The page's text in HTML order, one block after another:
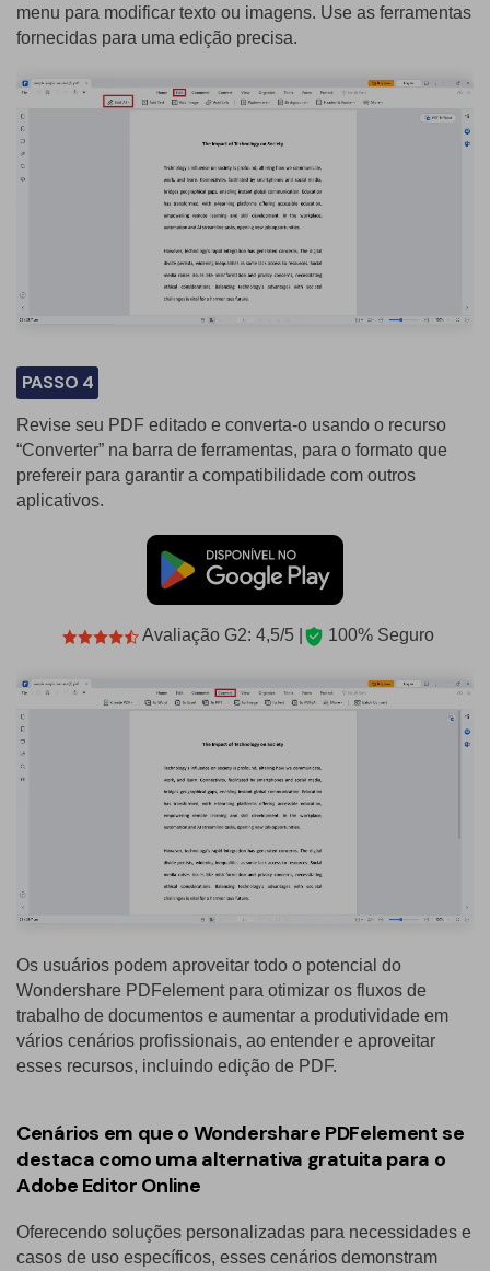
menu para modificar texto ou imagens. Use as ferramentas
fornecidas para uma edição precisa.
PASSO 4
Revise seu PDF editado e converta-o usando o recurso
“Converter” na barra de ferramentas, para o formato que
prefereir para garantir a compatibilidade com outros
aplicativos.
Avaliação G2: 4,5/5 | 100% Seguro
Os usuários podem aproveitar todo o potencial do
Wondershare PDFelement para otimizar os fluxos de
trabalho de documentos e aumentar a produtividade em
vários cenários profissionais, ao entender e aproveitar
esses recursos, incluindo edição de PDF.
Cenários em que o Wondershare PDFelement se
destaca como uma alternativa gratuita para o
Adobe Editor Online
Oferecendo soluções personalizadas para necessidades e
casos de uso específicos, esses cenários demonstram